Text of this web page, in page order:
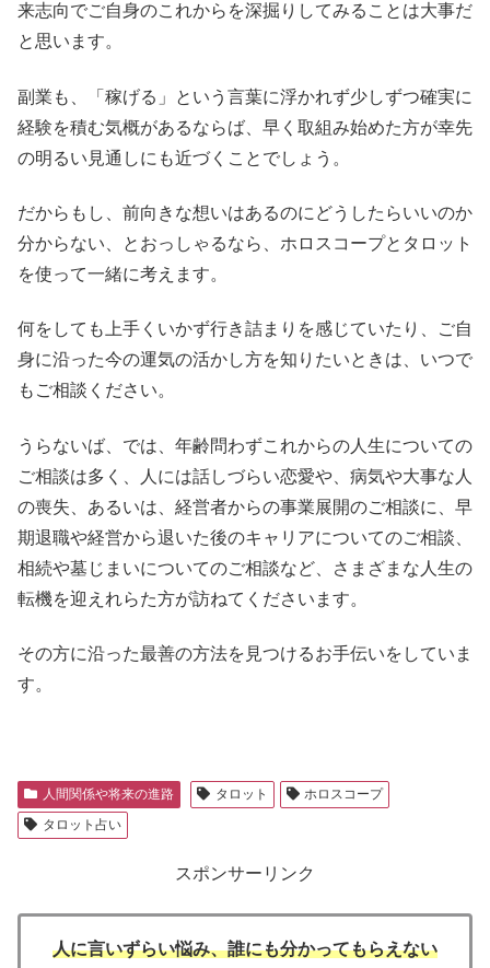
来志向でご自身のこれからを深掘りしてみることは大事だ
と思います。
副業も、「稼げる」という言葉に浮かれず少しずつ確実に
経験を積む気概があるならば、早く取組み始めた方が幸先
の明るい見通しにも近づくことでしょう。
だからもし、前向きな想いはあるのにどうしたらいいのか
分からない、とおっしゃるなら、ホロスコープとタロット
を使って一緒に考えます。
何をしても上手くいかず行き詰まりを感じていたり、ご自
身に沿った今の運気の活かし方を知りたいときは、いつで
もご相談ください。
うらないば、では、年齢問わずこれからの人生についての
ご相談は多く、人には話しづらい恋愛や、病気や大事な人
の喪失、あるいは、経営者からの事業展開のご相談に、早
期退職や経営から退いた後のキャリアについてのご相談、
相続や墓じまいについてのご相談など、さまざまな人生の
転機を迎えれらた方が訪ねてくださいます。
その方に沿った最善の方法を見つけるお手伝いをしていま
す。
人間関係や将来の進路 タロット
ホロスコープ
タロット占い
スポンサーリンク
人に言いずらい悩み、誰にも分かってもらえない